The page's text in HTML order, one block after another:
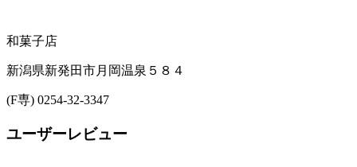
和菓子店
新潟県新発田市月岡温泉５８４
(F専) 0254-32-3347
ユーザーレビュー